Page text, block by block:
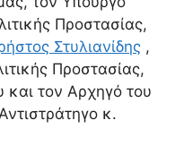
Προστασίας,
Στυλιανίδης ,
Προστασίας,
και τον Αρχηγό του
κ.